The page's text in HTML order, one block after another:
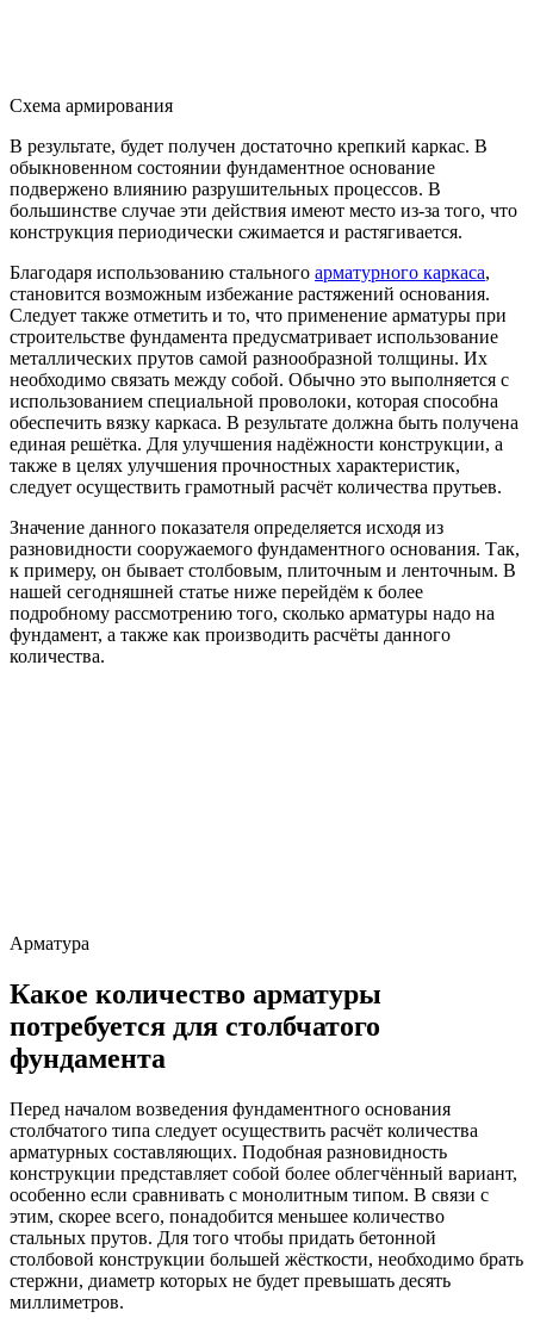
Схема армирования
В результате, будет получен достаточно крепкий каркас. В
обыкновенном состоянии фундаментное основание
подвержено влиянию разрушительных процессов. В
большинстве случае эти действия имеют место из-за того, что
конструкция периодически сжимается и растягивается.
Благодаря использованию стального арматурного каркаса,
становится возможным избежание растяжений основания.
Следует также отметить и то, что применение арматуры при
строительстве фундамента предусматривает использование
металлических прутов самой разнообразной толщины. Их
необходимо связать между собой. Обычно это выполняется с
использованием специальной проволоки, которая способна
обеспечить вязку каркаса. В результате должна быть получена
единая решётка. Для улучшения надёжности конструкции, а
также в целях улучшения прочностных характеристик,
следует осуществить грамотный расчёт количества прутьев.
Значение данного показателя определяется исходя из
разновидности сооружаемого фундаментного основания. Так,
к примеру, он бывает столбовым, плиточным и ленточным. В
нашей сегодняшней статье ниже перейдём к более
подробному рассмотрению того, сколько арматуры надо на
фундамент, а также как производить расчёты данного
количества.
Арматура
Какое количество арматуры
потребуется для столбчатого
фундамента
Перед началом возведения фундаментного основания
столбчатого типа следует осуществить расчёт количества
арматурных составляющих. Подобная разновидность
конструкции представляет собой более облегчённый вариант,
особенно если сравнивать с монолитным типом. В связи с
этим, скорее всего, понадобится меньшее количество
стальных прутов. Для того чтобы придать бетонной
столбовой конструкции большей жёсткости, необходимо брать
стержни, диаметр которых не будет превышать десять
миллиметров.